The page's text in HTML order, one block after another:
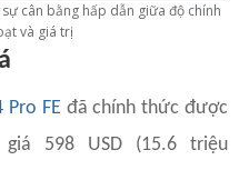
cân bằng hấp dẫn giữa độ chính
và giá trị
Pro FE đã chính thức được
598 USD (15.6 triệu